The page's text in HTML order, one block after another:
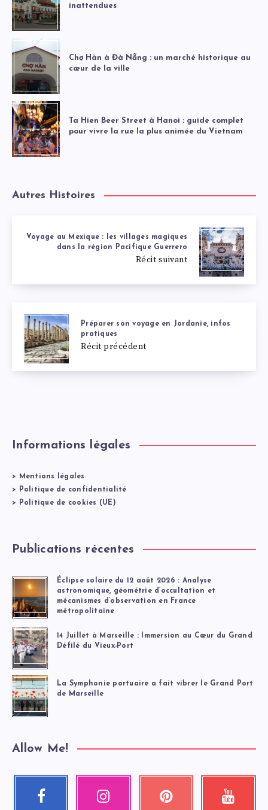
inattendues
Chợ Hàn à Đà Nẵng : un marché historique au
cœur de la ville
Ta Hien Beer Street à Hanoi : guide complet
pour vivre la rue la plus animée du Vietnam
Autres Histoires
Voyage au Mexique : les villages magiques
dans la région Pacifique Guerrero
Récit suivant
Préparer son voyage en Jordanie, infos
pratiques
Récit précédent
Informations légales
>
Mentions légales
>
Politique de confidentialité
>
Politique de cookies (UE)
Publications récentes
Éclipse solaire du 12 août 2026 : Analyse
astronomique, géométrie d’occultation et
mécanismes d’observation en France
métropolitaine
14 Juillet à Marseille : Immersion au Cœur du Grand
Défilé du Vieux-Port
La Symphonie portuaire a fait vibrer le Grand Port
de Marseille
Allow Me!
Facebook Instagram Pinterest
Épinglez
Youtube
Regardez